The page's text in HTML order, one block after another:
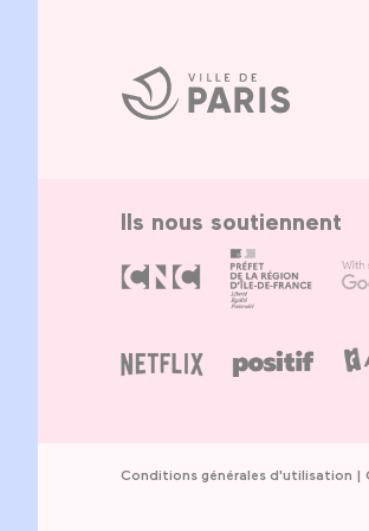
Ville
de
Paris
Ils nous soutiennent
Conditions générales d'utilisation